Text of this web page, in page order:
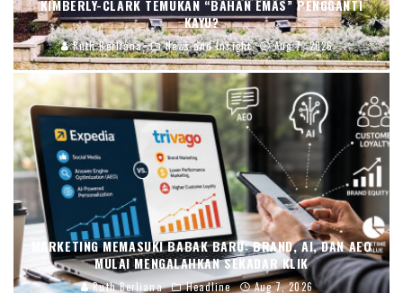
KIMBERLY-CLARK TEMUKAN “BAHAN EMAS” PENGGANTI
KAYU?
Ruth Berliana News and Insight Aug 7, 2026
MARKETING MEMASUKI BABAK BARU: BRAND, AI, DAN AEO
MULAI MENGALAHKAN SEKADAR KLIK
Ruth Berliana Headline Aug 7, 2026